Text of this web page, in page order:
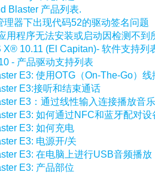
Blaster 产品列表.
理器下出现代码52的驱动签名问题
用程序无法安装或启动因检测不到
X® 10.11 (El Capitan)- 软件支持列
- 产品驱动支持列表
E3: 使用OTG（On-The-Go）线
E3:接听和结束通话
E3：通过线性输入连接播放音乐
E3: 如何通过NFC和蓝牙配对设
E3: 如何充电
E3: 电源开/关
E3: 在电脑上进行USB音频播放
E3: 产品部位